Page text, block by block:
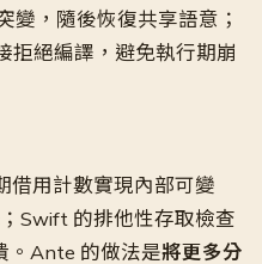
變，隨後恢復共享語意；
拒絕編譯，避免執行期崩
借用計數實現內部可變
Swift 的排他性存取檢查
。Ante 的做法是將更多分